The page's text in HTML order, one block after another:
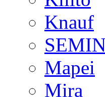
Knauf
Mapei
Mira